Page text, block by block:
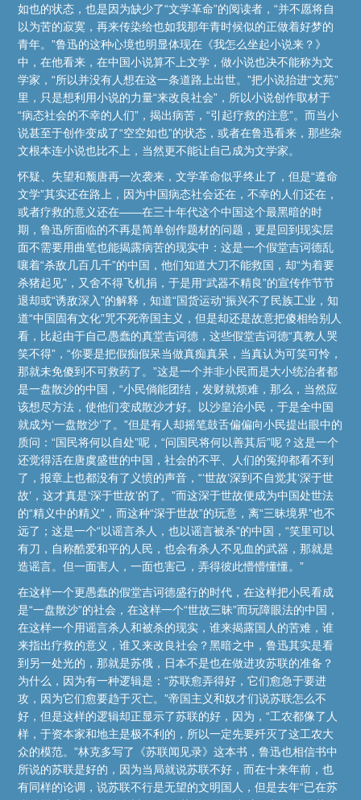
如也的状态，也是因为缺少了“文学革命”的阅读者，“并不愿将自
以为苦的寂寞，再来传染给也如我那年青时候似的正做着好梦的
青年。”鲁迅的这种心境也明显体现在《我怎么坐起小说来？》
中，在他看来，在中国小说算不上文学，做小说也决不能称为文
学家，“所以并没有人想在这一条道路上出世。”把小说抬进“文苑”
里，只是想利用小说的力量“来改良社会”，所以小说创作取材于
“病态社会的不幸的人们”，揭出病苦，“引起疗救的注意”。而当小
说甚至于创作变成了“空空如也”的状态，或者在鲁迅看来，那些杂
文根本连小说也比不上，当然更不能让自己成为文学家。
怀疑、失望和颓唐再一次袭来，文学革命似乎终止了，但是“遵命
文学”其实还在路上，因为中国病态社会还在，不幸的人们还在，
或者疗救的意义还在——在三十年代这个中国这个最黑暗的时
期，鲁迅所面临的不再是简单创作题材的问题，更是回到现实层
面不需要用曲笔也能揭露病苦的现实中：这是一个假堂吉诃德乱
嚷着“杀敌几百几千”的中国，他们知道大刀不能救国，却“为着要
杀猪起见”，又舍不得飞机捐，于是用“武器不精良”的宣传作节节
退却或“诱敌深入”的解释，知道“国货运动”振兴不了民族工业，知
道“中国固有文化”咒不死帝国主义，但是却还是故意把傻相给别人
看，比起由于自己愚蠢的真堂吉诃德，这些假堂吉诃德“真教人哭
笑不得”，“你要是把假痴假呆当做真痴真呆，当真认为可笑可怜，
那就未免傻到不可救药了。”这是一个并非小民而是大小统治者都
是一盘散沙的中国，“小民倘能团结，发财就烦难，那么，当然应
该想尽方法，使他们变成散沙才好。以沙皇治小民，于是全中国
就成为‘一盘散沙’了。”但是有人却摇笔鼓舌偏偏向小民提出眼中的
质问：“国民将何以自处”呢，“问国民将何以善其后”呢？这是一个
还觉得活在唐虞盛世的中国，社会的不平、人们的冤抑都看不到
了，报章上也都没有了义愤的声音，“‘世故’深到不自觉其‘深于世
故’，这才真是‘深于世故’的了。”而这深于世故便成为中国处世法
的“精义中的精义”，而这种“深于世故”的玩意，离“三昧境界”也不
远了；这是一个“以谣言杀人，也以谣言被杀”的中国，“笑里可以
有刀，自称酷爱和平的人民，也会有杀人不见血的武器，那就是
造谣言。但一面害人，一面也害己，弄得彼此懵懵懂懂。”
在这样一个更愚蠢的假堂吉诃德盛行的时代，在这样把小民看成
是“一盘散沙”的社会，在这样一个“世故三昧”而玩障眼法的中国，
在这样一个用谣言杀人和被杀的现实，谁来揭露国人的苦难，谁
来指出疗救的意义，谁又来改良社会？黑暗之中，鲁迅其实是看
到另一处光的，那就是苏俄，日本不是也在做进攻苏联的准备？
为什么，因为有一种逻辑是：“苏联愈弄得好，它们愈急于要进
攻，因为它们愈要趋于灭亡。”帝国主义和奴才们说苏联怎么不
好，但是这样的逻辑却正显示了苏联的好，因为，“工农都像了人
样，于资本家和地主是极不利的，所以一定先要歼灭了这工农大
众的模范。”林克多写了《苏联闻见录》这本书，鲁迅也相信书中
所说的苏联是好的，因为当局就说苏联不好，而在十来年前，也
有同样的论调，说苏联不行是无望的文明国人，但是去年“已在苏